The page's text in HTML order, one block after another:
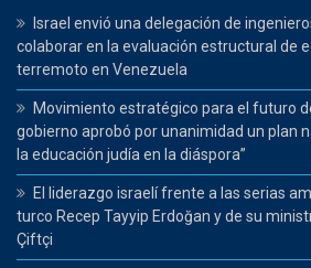
Israel envió una delegación de
colaborar en la evaluación estructural de
terremoto en Venezuela
Movimiento estratégico para el futuro
gobierno aprobó por unanimidad un plan
la educación judía en la diáspora”
El liderazgo israelí frente a las serias
turco Recep Tayyip Erdoğan y de su
Çiftçi